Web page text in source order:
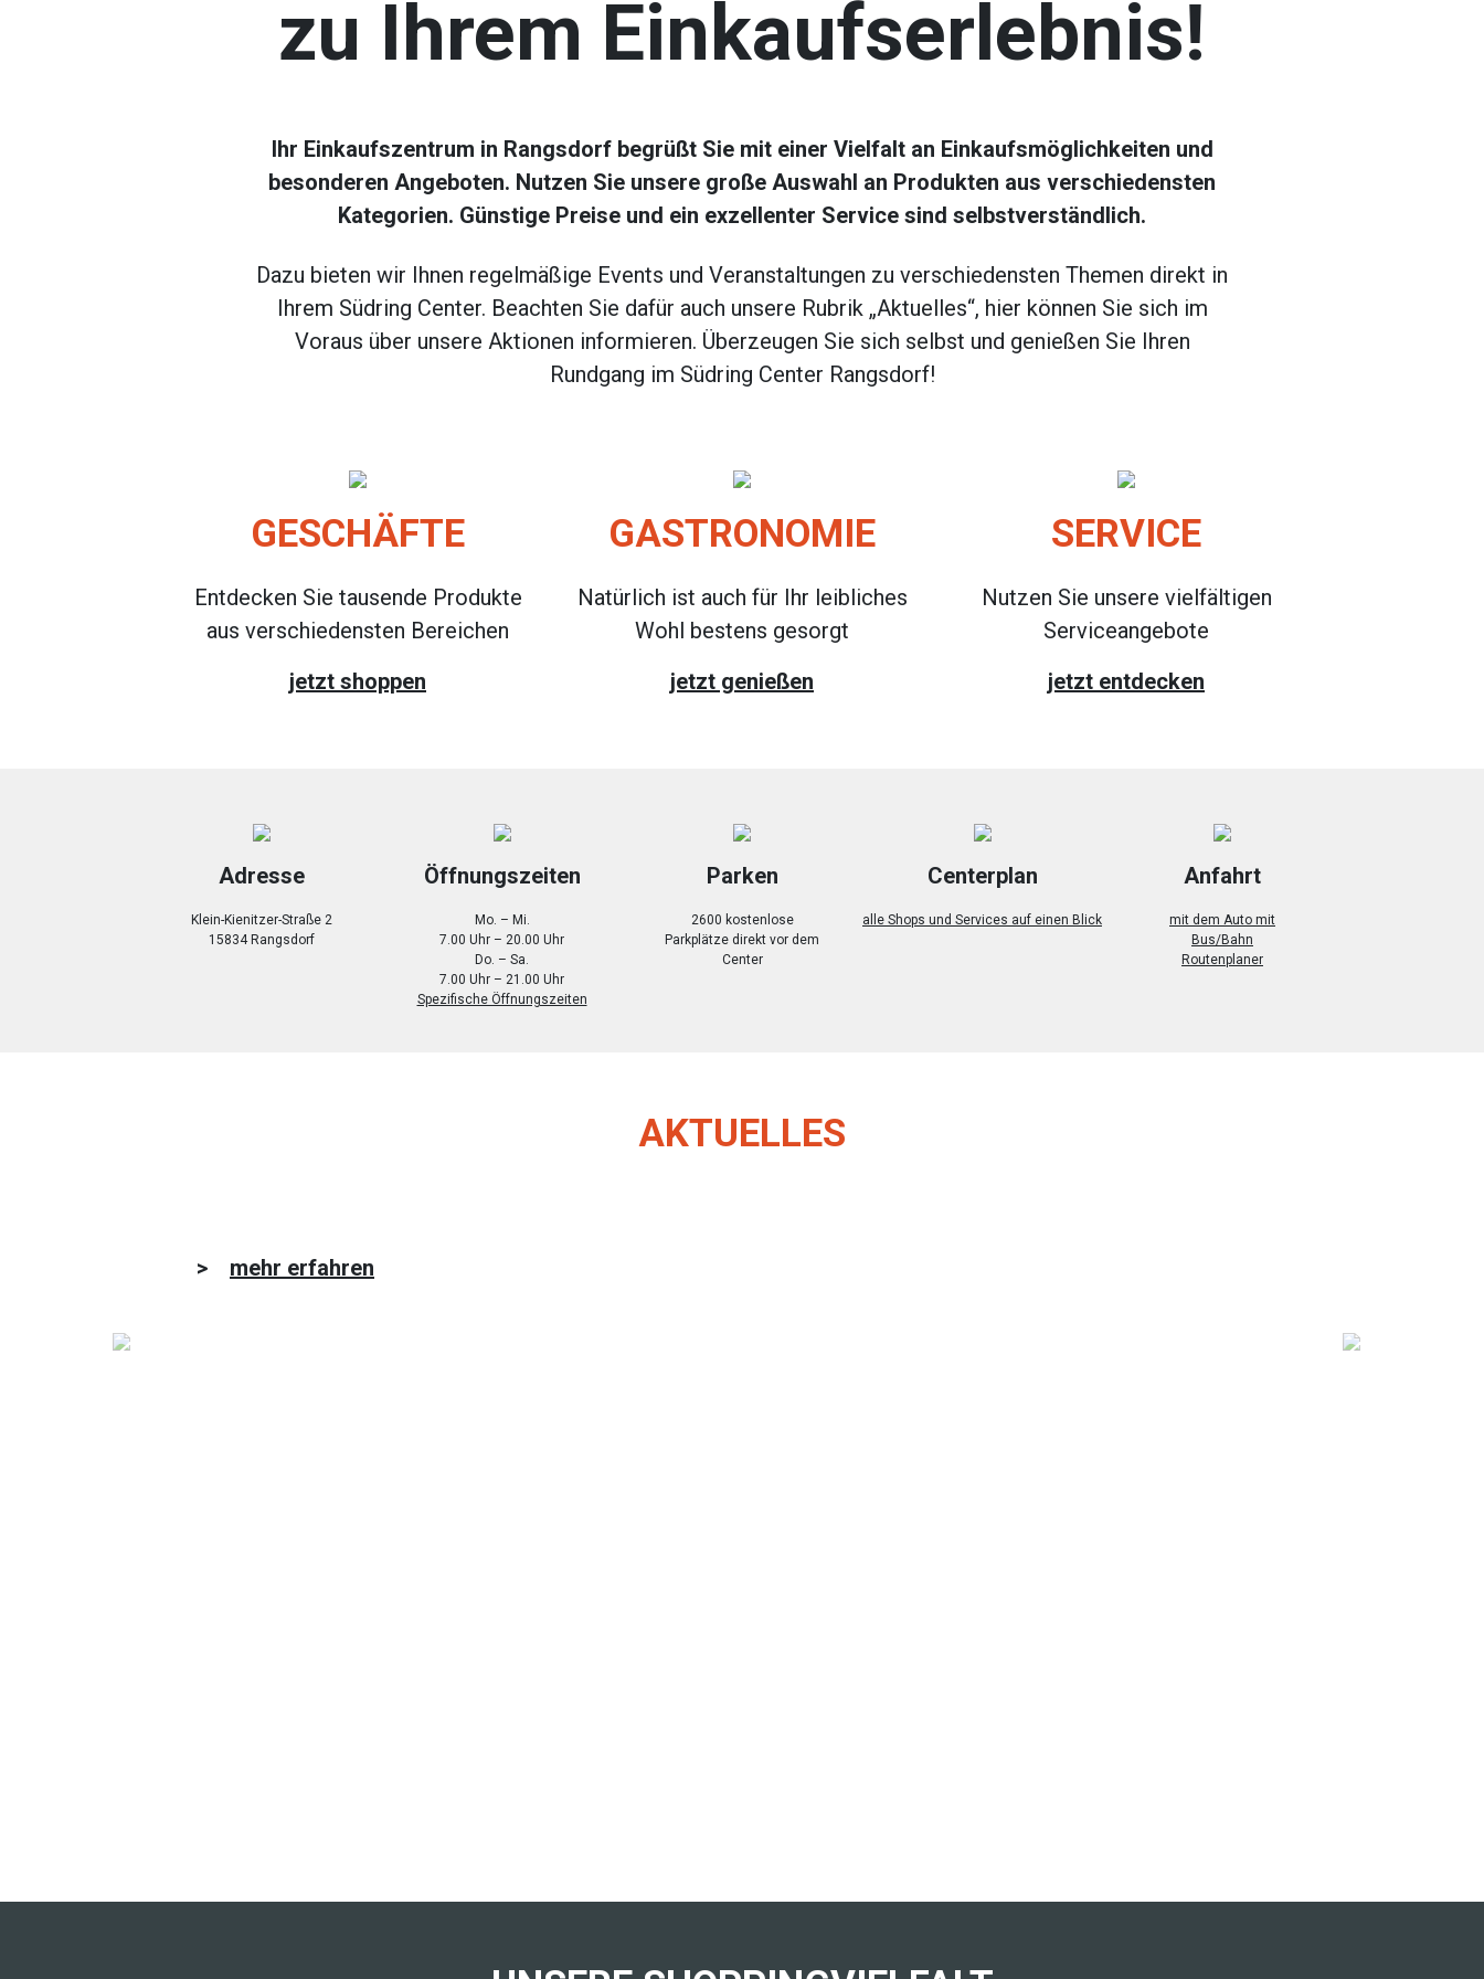
zu Ihrem Einkaufserlebnis!
Ihr Einkaufszentrum in Rangsdorf begrüßt Sie mit einer Vielfalt an Einkaufsmöglichkeiten und
besonderen Angeboten. Nutzen Sie unsere große Auswahl an Produkten aus verschiedensten
Kategorien. Günstige Preise und ein exzellenter Service sind selbstverständlich.
Dazu bieten wir Ihnen regelmäßige Events und Veranstaltungen zu verschiedensten Themen direkt in
Ihrem Südring Center. Beachten Sie dafür auch unsere Rubrik „Aktuelles“, hier können Sie sich im
Voraus über unsere Aktionen informieren. Überzeugen Sie sich selbst und genießen Sie Ihren
Rundgang im Südring Center Rangsdorf!
GESCHÄFTE
Entdecken Sie tausende Produkte
aus verschiedensten Bereichen
jetzt shoppen
GASTRONOMIE
Natürlich ist auch für Ihr leibliches
Wohl bestens gesorgt
jetzt genießen
SERVICE
Nutzen Sie unsere vielfältigen
Serviceangebote
jetzt entdecken
Adresse
Klein-Kienitzer-Straße 2
15834 Rangsdorf
Öffnungszeiten
Mo. – Mi.
7.00 Uhr – 20.00 Uhr
Do. – Sa.
7.00 Uhr – 21.00 Uhr
Spezifische Öffnungszeiten
Parken
2600 kostenlose
Parkplätze direkt vor dem
Center
Centerplan
alle Shops und Services auf einen Blick
Anfahrt
mit dem Auto mit
Bus/Bahn
Routenplaner
AKTUELLES
> mehr erfahren